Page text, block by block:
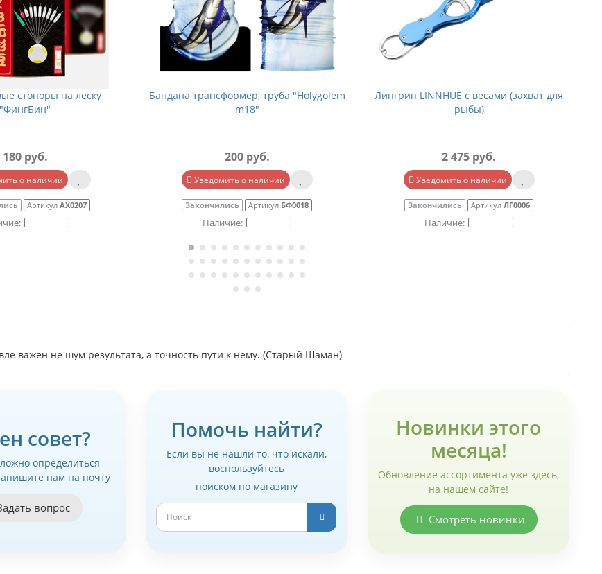
стопоры на леску
"ФингБин"
180 руб.
о наличии
Артикул АХ0207
Бандана трансформер, труба "Holygolem
m18"
200 руб.
Уведомить о наличии
Закончились Артикул БФ0018
Липгрип LINNHUE с весами (захват для
рыбы)
2 475 руб.
Уведомить о наличии
Закончились Артикул ЛГ0006
важен не шум результата, а точность пути к нему. (Старый Шаман)
совет?
определиться
нам на почту
вопрос
Помочь найти?
Если вы не нашли то, что искали,
воспользуйтесь
поиском по магазину
Новинки этого
месяца!
Обновление ассортимента уже здесь,
на нашем сайте!
Смотреть новинки